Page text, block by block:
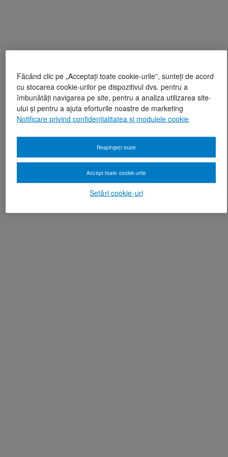
Făcând clic pe „Acceptați toate cookie-urile”, sunteți de acord
cu stocarea cookie-urilor pe dispozitivul dvs. pentru a
îmbunătăți navigarea pe site, pentru a analiza utilizarea site-
ului și pentru a ajuta eforturile noastre de marketing
Notificare privind confidențialitatea și modulele cookie
Setări cookie-uri
Respingeți toate
Accept toate cookie-urile